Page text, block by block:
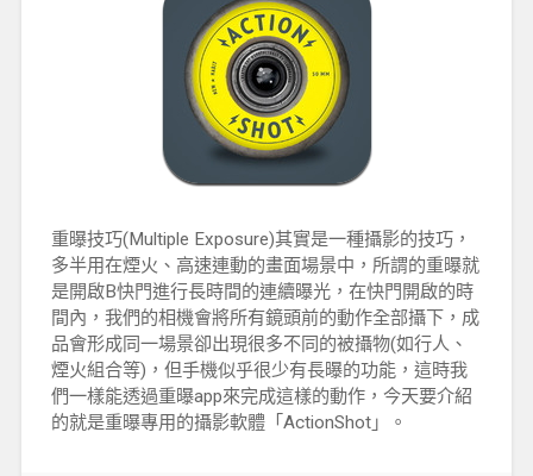
重曝技巧(Multiple Exposure)其實是一種攝影的技巧，
多半用在煙火、高速連動的畫面場景中，所謂的重曝就
是開啟B快門進行長時間的連續曝光，在快門開啟的時
間內，我們的相機會將所有鏡頭前的動作全部攝下，成
品會形成同一場景卻出現很多不同的被攝物(如行人、
煙火組合等)，但手機似乎很少有長曝的功能，這時我
們一樣能透過重曝app來完成這樣的動作，今天要介紹
的就是重曝專用的攝影軟體「ActionShot」。